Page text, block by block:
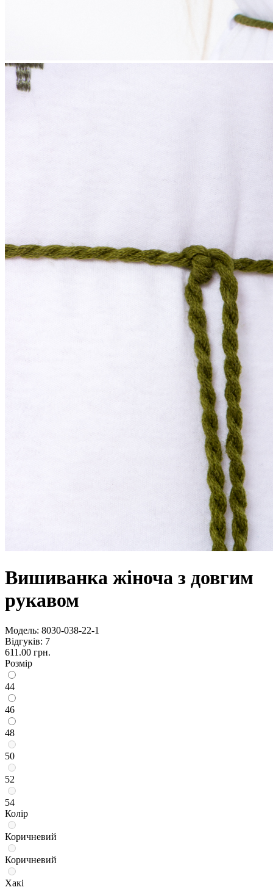
Вишиванка жіноча з довгим
рукавом
Модель: 8030-038-22-1
Відгуків: 7
611.00 грн.
Розмір
44
46
48
50
52
54
Колір
Коричневий
Коричневий
Хакі